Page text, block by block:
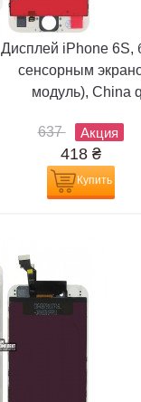
Дисплей iPhone 6S,
сенсорным
модуль), China
637 Акция
418 ₴
Купить